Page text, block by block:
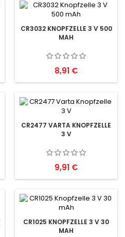
CR3032 KNOPFZELLE 3 V 500
MAH
Preis
8,91 €
CR2477 VARTA KNOPFZELLE
3 V
Preis
9,91 €
CR1025 KNOPFZELLE 3 V 30
MAH